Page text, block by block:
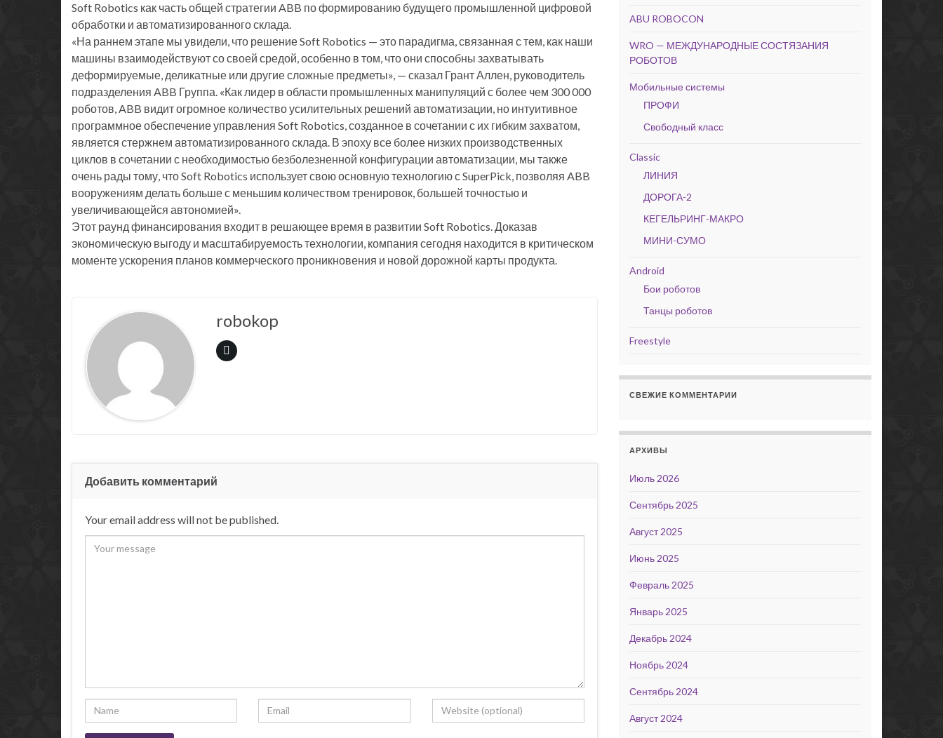
Soft Robotics как часть общей стратегии ABB по формированию будущего промышленной цифровой
обработки и автоматизированного склада.
«На раннем этапе мы увидели, что решение Soft Robotics — это парадигма, связанная с тем, как наши
машины взаимодействуют со своей средой, особенно в том, что они способны захватывать
деформируемые, деликатные или другие сложные предметы», — сказал Грант Аллен, руководитель
подразделения ABB Группа. «Как лидер в области промышленных манипуляций с более чем 300 000
роботов, ABB видит огромное количество усилительных решений автоматизации, но интуитивное
программное обеспечение управления Soft Robotics, созданное в сочетании с их гибким захватом,
является стержнем автоматизированного склада. В эпоху все более низких производственных
циклов в сочетании с необходимостью безболезненной конфигурации автоматизации, мы также
очень рады тому, что Soft Robotics использует свою основную технологию с SuperPick, позволяя ABB
вооружениям делать больше с меньшим количеством тренировок, большей точностью и
увеличивающейся автономией».
Этот раунд финансирования входит в решающее время в развитии Soft Robotics. Доказав
экономическую выгоду и масштабируемость технологии, компания сегодня находится в критическом
моменте ускорения планов коммерческого проникновения и новой дорожной карты продукта.
robokop
Добавить комментарий
Your email address will not be published.
ABU ROBOCON
WRO — МЕЖДУНАРОДНЫЕ СОСТЯЗАНИЯ
РОБОТОВ
Мобильные системы
ПРОФИ
Свободный класс
Classic
ЛИНИЯ
ДОРОГА-2
КЕГЕЛЬРИНГ-МАКРО
МИНИ-СУМО
Android
Бои роботов
Танцы роботов
Freestyle
СВЕЖИЕ КОММЕНТАРИИ
АРХИВЫ
Июль 2026
Сентябрь 2025
Август 2025
Июнь 2025
Февраль 2025
Январь 2025
Декабрь 2024
Ноябрь 2024
Сентябрь 2024
Август 2024